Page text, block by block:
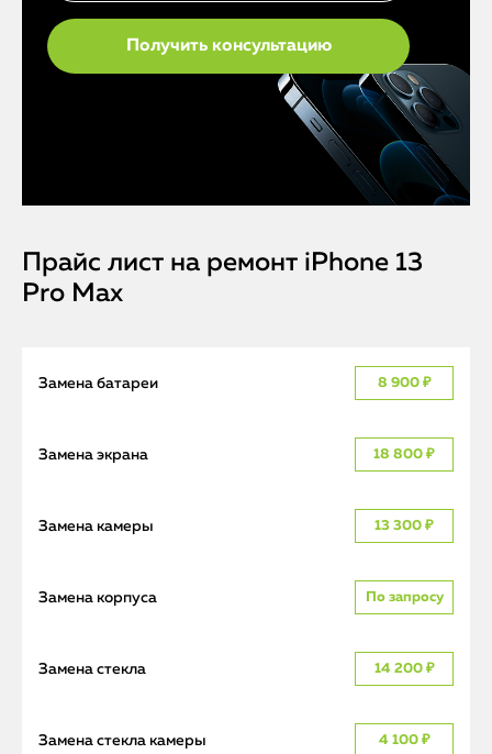
Прайс лист на ремонт iPhone 13
Pro Max
Замена батареи 8 900 ₽
Замена экрана 18 800 ₽
Замена камеры 13 300 ₽
Замена корпуса По запросу
Замена стекла 14 200 ₽
Замена стекла камеры 4 100 ₽